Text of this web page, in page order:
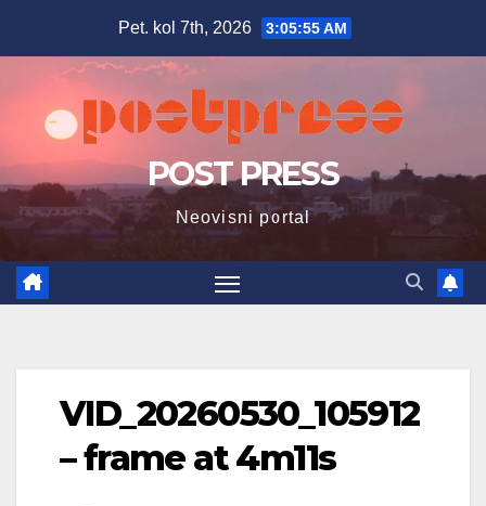
Pet. kol 7th, 2026 3:05:56 AM
POST PRESS
Neovisni portal
VID_20260530_105912
– frame at 4m11s